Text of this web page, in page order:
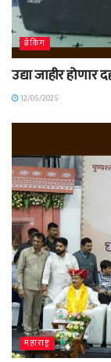
ब्रेकिंग
उद्या जाहीर होणार
12/05/2025
महाराष्ट्र